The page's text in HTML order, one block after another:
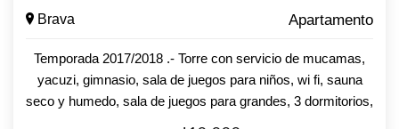
Brava Apartamento
Temporada 2017/2018 .- Torre con servicio de mucamas,
yacuzi, gimnasio, sala de juegos para niños, wi fi, sauna
seco y humedo, sala de juegos para grandes, 3 dormitorios,